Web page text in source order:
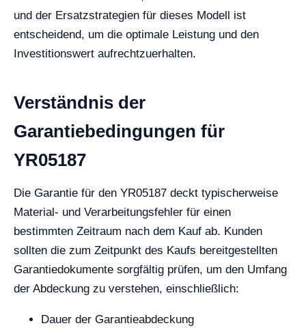
und der Ersatzstrategien für dieses Modell ist
entscheidend, um die optimale Leistung und den
Investitionswert aufrechtzuerhalten.
Verständnis der
Garantiebedingungen für
YR05187
Die Garantie für den YR05187 deckt typischerweise
Material- und Verarbeitungsfehler für einen
bestimmten Zeitraum nach dem Kauf ab. Kunden
sollten die zum Zeitpunkt des Kaufs bereitgestellten
Garantiedokumente sorgfältig prüfen, um den Umfang
der Abdeckung zu verstehen, einschließlich:
Dauer der Garantieabdeckung